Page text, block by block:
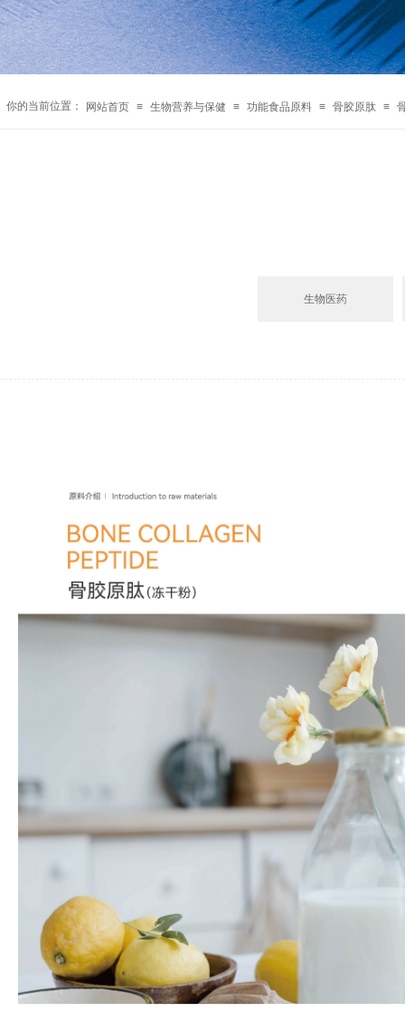
你的当前位置： 网站首页 ≡ 生物营养与保健 ≡ 功能食品原料 ≡ 骨胶原肽 ≡
生物医药